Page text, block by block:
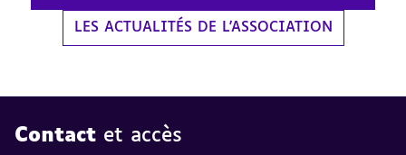
LES ACTUALITÉS DE L'ASSOCIATION
Contact et accès